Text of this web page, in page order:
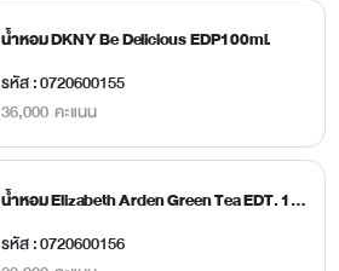
น้ำหอม DKNY Be Delicious EDP100ml.
รหัส : 0720600155
36,000 คะแนน
น้ำหอม Elizabeth Arden Green Tea EDT. 100ml.
รหัส : 0720600156